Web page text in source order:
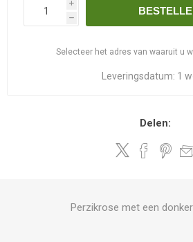
i
h
Selecteer het adres van waaruit u
Leveringsdatum: 1
Delen:
Perzikrose met een